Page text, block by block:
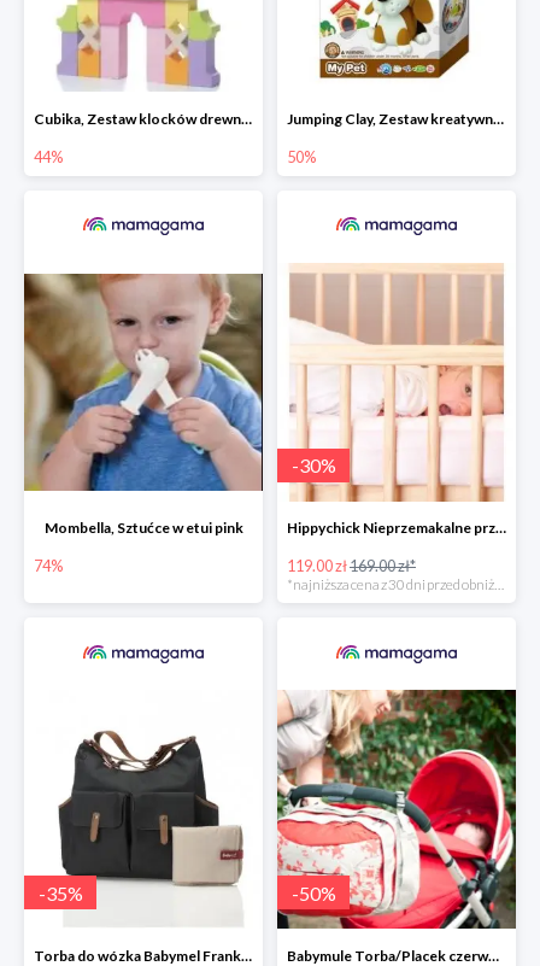
Cubika, Zestaw klocków drewnianych 28 elem.
44%
Jumping Clay, Zestaw kreatywny piesek - Beagle
50%
Mombella, Sztućce w etui pink
74%
-30%
Hippychick Nieprzemakalne prześcieradło z gumką 100% Tencel
119.00 zł169.00 zł*
*najniższa cena z 30 dni przed obniżką
-35%
Torba do wózka Babymel Frankie-Black -35%
-50%
Babymule Torba/Placek czerwono-szara do wózka -50%